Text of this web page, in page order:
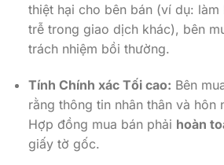
thiệt hại cho bên bán (ví dụ: làm
trễ trong giao dịch khác), bên
trách nhiệm bồi thường.
Tính Chính xác Tối cao: Bên
rằng thông tin nhân thân và hôn
Hợp đồng mua bán phải hoàn
giấy tờ gốc.